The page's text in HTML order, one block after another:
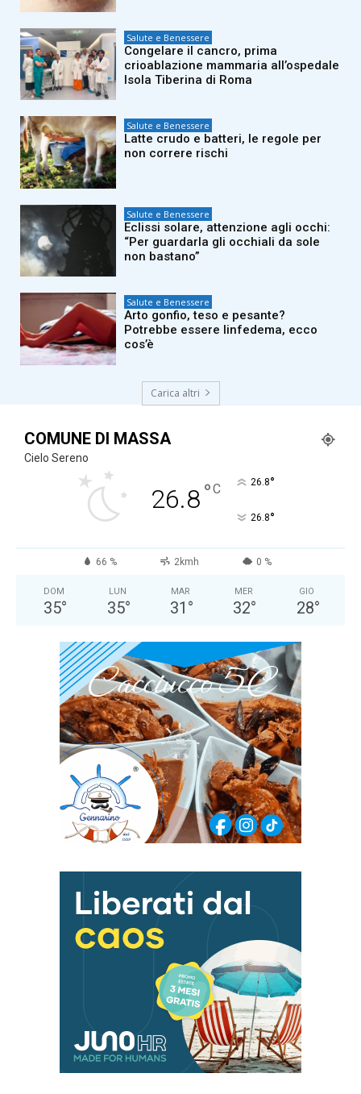
Salute e Benessere
Congelare il cancro, prima
crioablazione mammaria all’ospedale
Isola Tiberina di Roma
Salute e Benessere
Latte crudo e batteri, le regole per
non correre rischi
Salute e Benessere
Eclissi solare, attenzione agli occhi:
“Per guardarla gli occhiali da sole
non bastano”
Salute e Benessere
Arto gonfio, teso e pesante?
Potrebbe essere linfedema, ecco
cos’è
Carica altri
COMUNE DI MASSA
Cielo Sereno
26.8°C 26.8°
26.8°
66 % 2kmh 0 %
DOM
35°
LUN
35°
MAR
31 °
MER
32°
GIO
28°